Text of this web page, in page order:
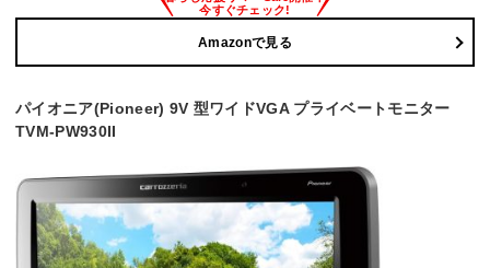
Amazonで見る
パイオニア(Pioneer) 9V 型ワイドVGA プライベートモニター
TVM-PW930II